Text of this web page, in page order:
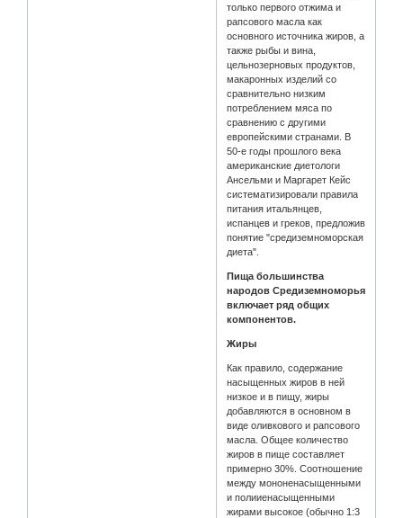
только первого отжима и
рапсового масла как
основного источника жиров, а
также рыбы и вина,
цельнозерновых продуктов,
макаронных изделий со
сравнительно низким
потреблением мяса по
сравнению с другими
европейскими странами. В
50-е годы прошлого века
американские диетологи
Ансельми и Маргарет Кейс
систематизировали правила
питания итальянцев,
испанцев и греков, предложив
понятие "средиземноморская
диета".
Пища большинства
народов Средиземноморья
включает ряд общих
компонентов.
Жиры
Как правило, содержание
насыщенных жиров в ней
низкое и в пищу, жиры
добавляются в основном в
виде оливкового и рапсового
масла. Общее количество
жиров в пище составляет
примерно 30%. Соотношение
между мононенасыщенными
и полииенасыщенными
жирами высокое (обычно 1:3